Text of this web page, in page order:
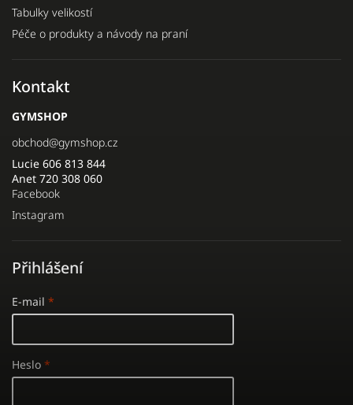
Tabulky velikostí
Péče o produkty a návody na praní
Kontakt
GYMSHOP
obchod@gymshop.cz
Lucie 606 813 844
Anet 720 308 060
Facebook
Instagram
Přihlášení
E-mail
Heslo